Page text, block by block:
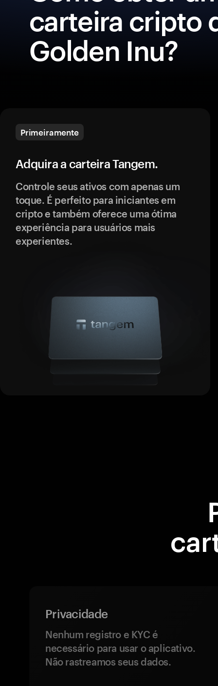
carteira cripto
Golden Inu?
Primeiramente
Adquira a carteira Tangem.
Controle seus ativos com apenas um
toque. É perfeito para iniciantes em
cripto e também oferece uma ótima
experiência para usuários mais
experientes.
Privacidade
Nenhum registro e KYC é
necessário para usar o aplicativo.
Não rastreamos seus dados.